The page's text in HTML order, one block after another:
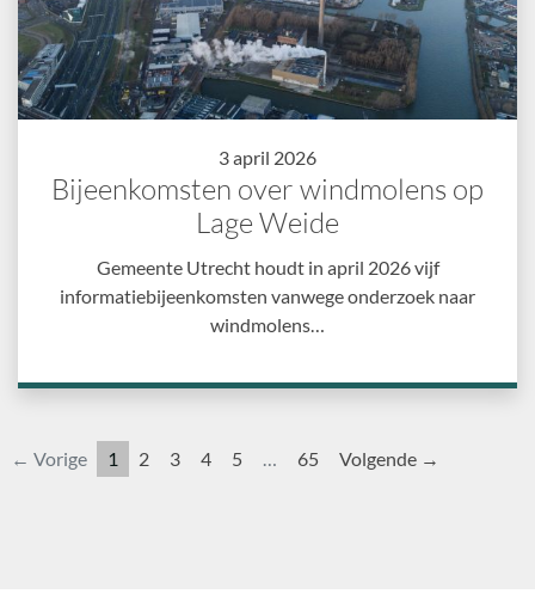
3 april 2026
Bijeenkomsten over windmolens op
Lage Weide
Gemeente Utrecht houdt in april 2026 vijf
informatiebijeenkomsten vanwege onderzoek naar
windmolens…
← Vorige 1 2 3 4 5 … 65 Volgende →